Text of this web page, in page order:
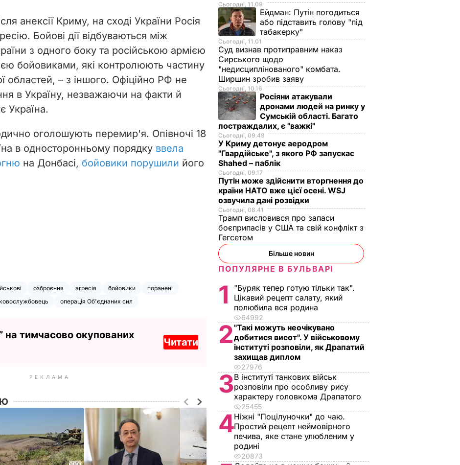
анексії Криму, на сході України Росія
Бойові дії відбуваються між
з одного боку та російською армією
бойовиками, які контролюють частину
областей, – з іншого. Офіційно РФ не
в Україну, незважаючи на факти й
Україна.
оголошують перемир'я. Опівночі 18
в односторонньому порядку ввела
на Донбасі, бойовики порушили його
озброєння агресія бойовики
поранені
операція Об'єднаних сил
на тимчасово окупованих
Читати
РЕКЛАМА
Сьогодні, 11.09
Ейдман: Путін погодиться
або підставить голову "під
табакерку"
Сьогодні, 11.01
Суд визнав протиправним наказ
Сирського щодо
"недисциплінованого" комбата.
Ширшин зробив заяву
Сьогодні, 10.16
Росіяни атакували
дронами людей на ринку у
Сумській області. Багато
постраждалих, є "важкі"
Сьогодні, 09.49
У Криму детонує аеродром
"Гвардійське", з якого РФ запускає
Shahed – паблік
Сьогодні, 09.17
Путін може здійснити вторгнення до
країни НАТО вже цієї осені. WSJ
озвучила дані розвідки
Сьогодні, 08.41
Трамп висловився про запаси
боєприпасів у США та свій конфлікт з
Гегсетом
Більше новин
ПОПУЛЯРНЕ В БУЛЬВАРІ
1
"Буряк тепер готую тільки так".
Цікавий рецепт салату, який
полюбила вся родина
64992
2"Такі можуть неочікувано
добитися висот". У військовому
інституті розповіли, як Драпатий
захищав диплом
27976
3В інституті танкових військ
розповіли про особливу рису
характеру головкома Драпатого
25455
4Ніжні "Поцілуночки" до чаю.
Простий рецепт неймовірного
печива, яке стане улюбленим у
родині
20873